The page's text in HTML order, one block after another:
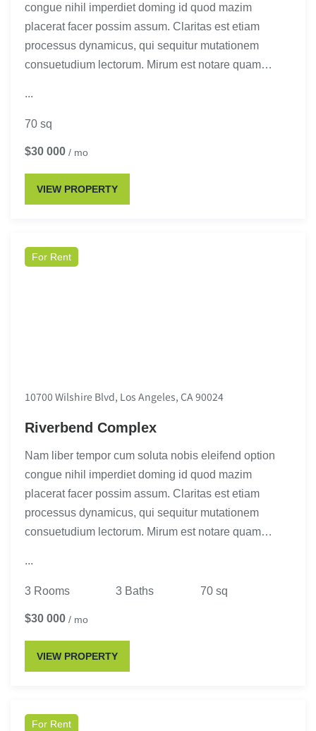
congue nihil imperdiet doming id quod mazim
placerat facer possim assum. Claritas est etiam
processus dynamicus, qui sequitur mutationem
consuetudium lectorum. Mirum est notare quam…
...
70 sq
$30 000 / mo
VIEW PROPERTY
For Rent
10700 Wilshire Blvd, Los Angeles, CA 90024
Riverbend Complex
Nam liber tempor cum soluta nobis eleifend option
congue nihil imperdiet doming id quod mazim
placerat facer possim assum. Claritas est etiam
processus dynamicus, qui sequitur mutationem
consuetudium lectorum. Mirum est notare quam…
...
3 Rooms 3 Baths 70 sq
$30 000 / mo
VIEW PROPERTY
For Rent